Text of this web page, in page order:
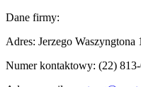
Dane firmy:
Adres: Jerzego Waszyngtona
Numer kontaktowy: (22)